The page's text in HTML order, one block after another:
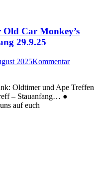
Car Monkey’s
29.9.25
2025Kommentar
Oldtimer und Ape Treffen
– Stauanfang… ●
auf euch